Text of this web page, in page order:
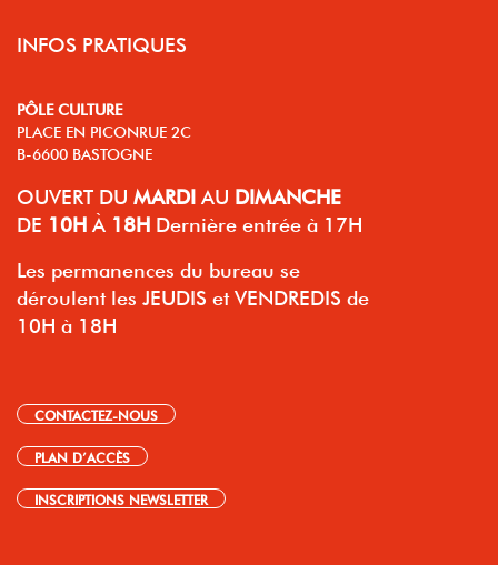
INFOS PRATIQUES
PÔLE CULTURE
PLACE EN PICONRUE 2C
B-6600 BASTOGNE
OUVERT DU MARDI AU DIMANCHE
DE 10H À 18H Dernière entrée à 17H
Les permanences du bureau se
déroulent les JEUDIS et VENDREDIS de
10H à 18H
CONTACTEZ-NOUS
PLAN D’ACCÈS
INSCRIPTIONS NEWSLETTER